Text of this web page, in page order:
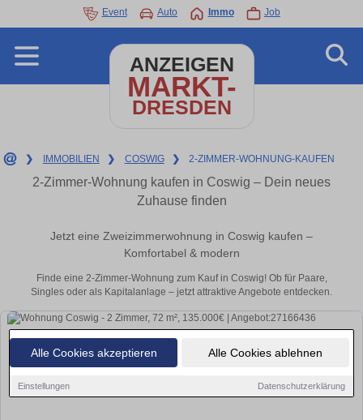
Alle Cookies akzeptieren Alle Cookies ablehnen
Einstellungen Datenschutzerklärung
Event Auto Immo Job
ANZEIGEN
MARKT-
DRESDEN
❯ IMMOBILIEN ❯ COSWIG ❯ 2-ZIMMER-WOHNUNG-KAUFEN
2-Zimmer-Wohnung kaufen in Coswig – Dein neues
Zuhause finden
Jetzt eine Zweizimmerwohnung in Coswig kaufen –
Komfortabel & modern
Finde eine 2-Zimmer-Wohnung zum Kauf in Coswig! Ob für Paare,
Singles oder als Kapitalanlage – jetzt attraktive Angebote entdecken.